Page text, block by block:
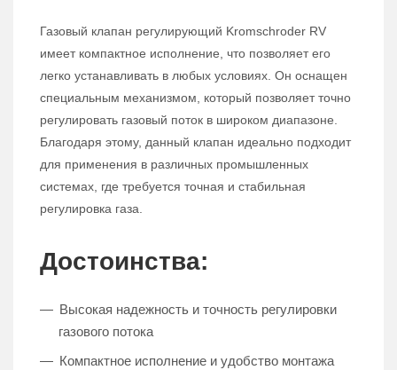
Газовый клапан регулирующий Kromschroder RV
имеет компактное исполнение, что позволяет его
легко устанавливать в любых условиях. Он оснащен
специальным механизмом, который позволяет точно
регулировать газовый поток в широком диапазоне.
Благодаря этому, данный клапан идеально подходит
для применения в различных промышленных
системах, где требуется точная и стабильная
регулировка газа.
Достоинства:
Высокая надежность и точность регулировки
газового потока
Компактное исполнение и удобство монтажа